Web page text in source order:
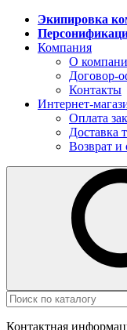
Экипировка
Компания
О
Договор-
Контакты
Интернет-
Оплата
Доставка
Возврат и
Контактная